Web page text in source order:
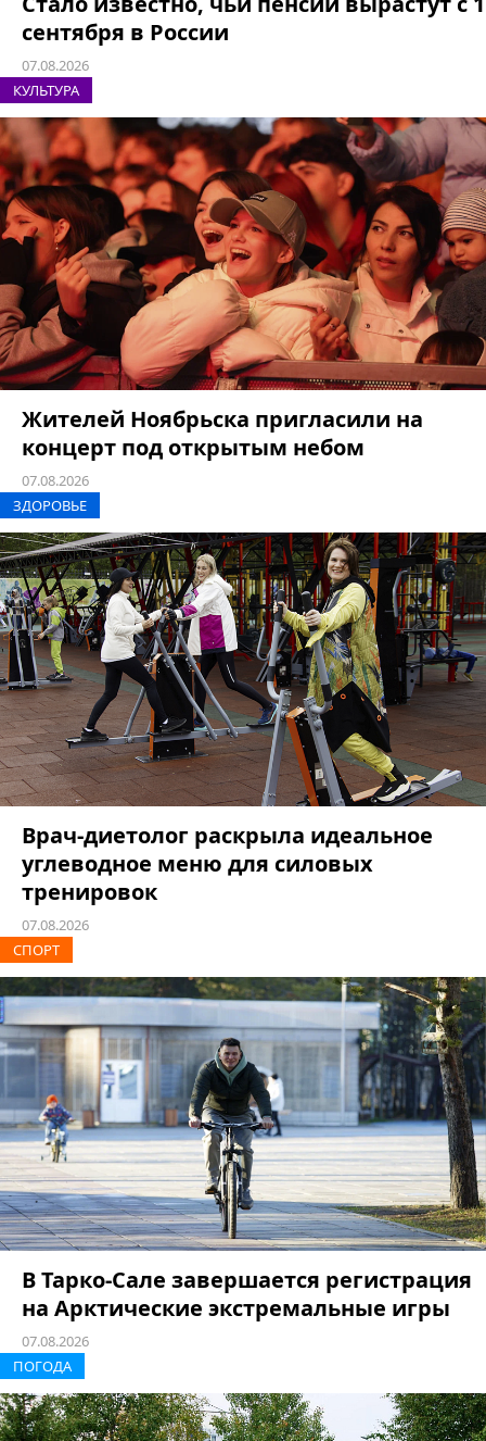
сентября в России
07.08.2026
КУЛЬТУРА
Жителей Ноябрьска пригласили на
концерт под открытым небом
07.08.2026
ЗДОРОВЬЕ
Врач-диетолог раскрыла идеальное
углеводное меню для силовых
тренировок
07.08.2026
СПОРТ
В Тарко-Сале завершается регистрация
на Арктические экстремальные игры
07.08.2026
ПОГОДА